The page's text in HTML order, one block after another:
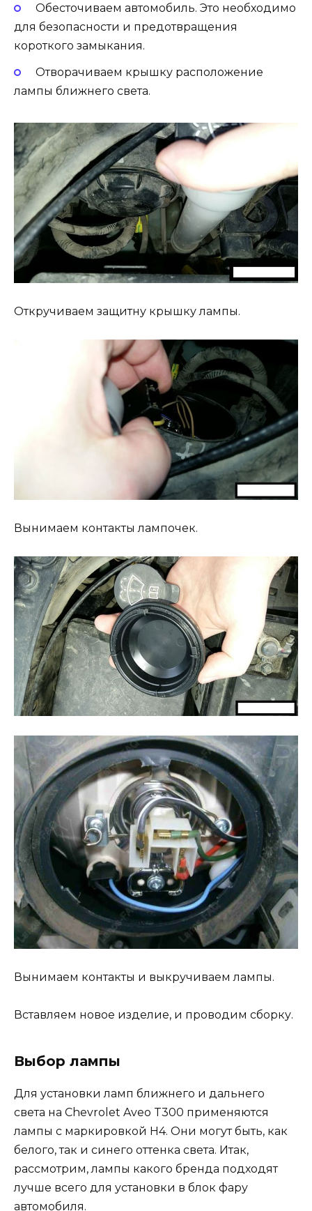
Обесточиваем автомобиль. Это необходимо
для безопасности и предотвращения
короткого замыкания.
Отворачиваем крышку расположение
лампы ближнего света.
Откручиваем защитну крышку лампы.
Вынимаем контакты лампочек.
Вынимаем контакты и выкручиваем лампы.
Вставляем новое изделие, и проводим сборку.
Выбор лампы
Для установки ламп ближнего и дальнего
света на Chevrolet Aveo T300 применяются
лампы с маркировкой Н4. Они могут быть, как
белого, так и синего оттенка света. Итак,
рассмотрим, лампы какого бренда подходят
лучше всего для установки в блок фару
автомобиля.